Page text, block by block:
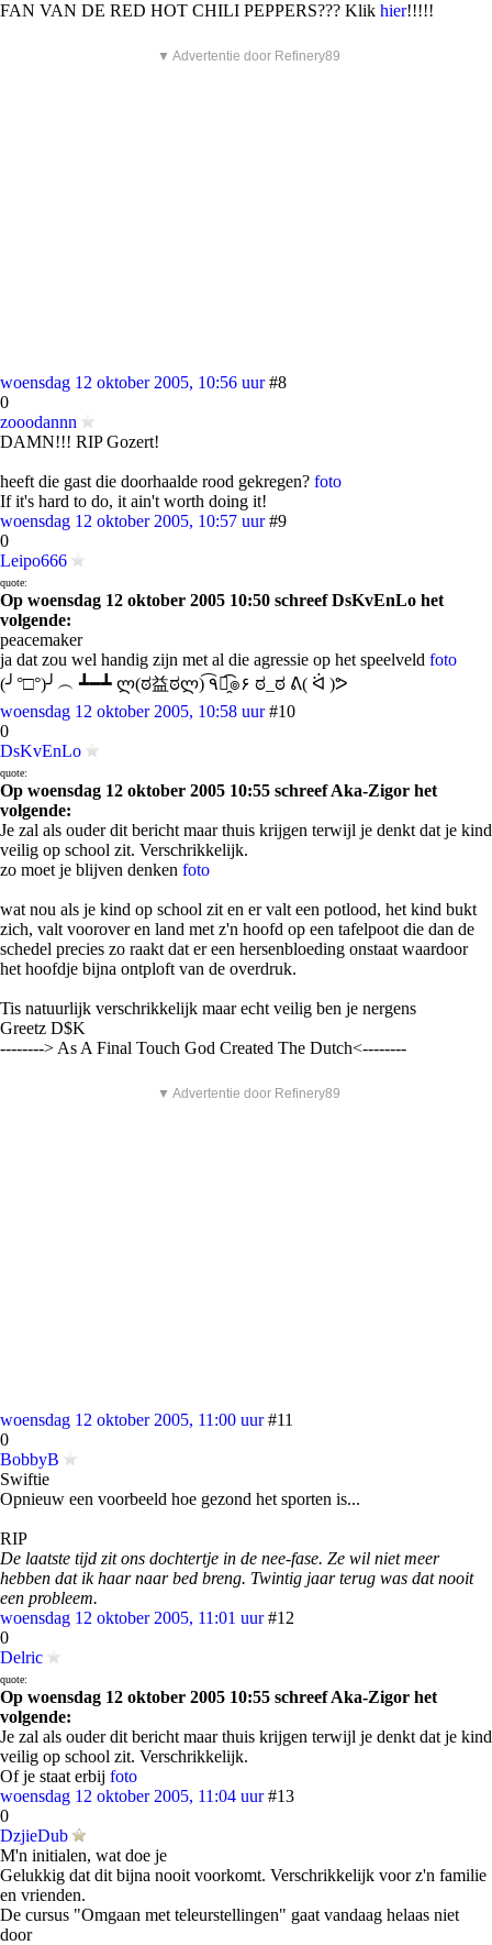
FAN VAN DE RED HOT CHILI PEPPERS??? Klik hier!!!!!
▼ Advertentie door Refinery89
woensdag 12 oktober 2005, 10:56 uur #8
0
zooodannn
DAMN!!! RIP Gozert!
heeft die gast die doorhaalde rood gekregen? foto
If it's hard to do, it ain't worth doing it!
woensdag 12 oktober 2005, 10:57 uur #9
0
Leipo666
quote:
Op woensdag 12 oktober 2005 10:50 schreef DsKvEnLo het
volgende:
peacemaker
ja dat zou wel handig zijn met al die agressie op het speelveld foto
(╯°□°)╯︵ ┻━┻ ლ(ಠ益ಠლ) ٩͡๏̯͡๏۶ ಠ_ಠ ᕕ( ᐛ )ᕗ
woensdag 12 oktober 2005, 10:58 uur #10
0
DsKvEnLo
quote:
Op woensdag 12 oktober 2005 10:55 schreef Aka-Zigor het
volgende:
Je zal als ouder dit bericht maar thuis krijgen terwijl je denkt dat je kind
veilig op school zit. Verschrikkelijk.
zo moet je blijven denken foto
wat nou als je kind op school zit en er valt een potlood, het kind bukt
zich, valt voorover en land met z'n hoofd op een tafelpoot die dan de
schedel precies zo raakt dat er een hersenbloeding onstaat waardoor
het hoofdje bijna ontploft van de overdruk.
Tis natuurlijk verschrikkelijk maar echt veilig ben je nergens
Greetz D$K
--------> As A Final Touch God Created The Dutch<--------
▼ Advertentie door Refinery89
woensdag 12 oktober 2005, 11:00 uur #11
0
BobbyB
Swiftie
Opnieuw een voorbeeld hoe gezond het sporten is...
RIP
De laatste tijd zit ons dochtertje in de nee-fase. Ze wil niet meer
hebben dat ik haar naar bed breng. Twintig jaar terug was dat nooit
een probleem.
woensdag 12 oktober 2005, 11:01 uur #12
0
Delric
quote:
Op woensdag 12 oktober 2005 10:55 schreef Aka-Zigor het
volgende:
Je zal als ouder dit bericht maar thuis krijgen terwijl je denkt dat je kind
veilig op school zit. Verschrikkelijk.
Of je staat erbij foto
woensdag 12 oktober 2005, 11:04 uur #13
0
DzjieDub
M'n initialen, wat doe je
Gelukkig dat dit bijna nooit voorkomt. Verschrikkelijk voor z'n familie
en vrienden.
De cursus "Omgaan met teleurstellingen" gaat vandaag helaas niet
door